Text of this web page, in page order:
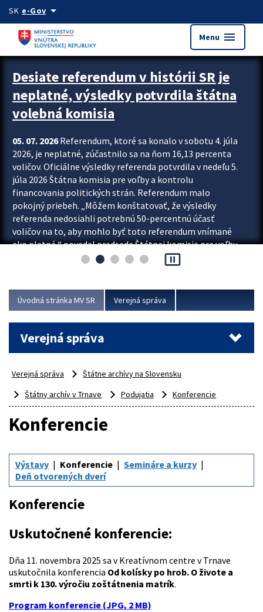
Preskocit na hlavný obsah
SK e-Govarrow_drop_down
Menu menu
Zastavit automatický posun upútavok
Desiate referendum v histórii SR je
neplatné, výsledky potvrdila štátna
volebná komisia
05. 07. 2026Referendum, ktoré sa konalo v sobotu 4. júla
2026, je neplatné, zúčastnilo sa na ňom 16,13 percenta
voličov. Oficiálne výsledky referenda potvrdila v nedeľu 5.
júla 2026 Štátna komisia pre voľby a kontrolu
financovania politických strán. Referendum malo
pokojný priebeh. „Môžem konštatovať, že výsledky
referenda nedosiahli potrebnú 50-percentnú účasť
voličov na to, aby mohlo byť toto referendum vnímané
ako platné,“ povedal predseda Štátnej komisie pre voľby
a kontrolu financovania politických...
pause_presentation
Úvodná stránka MV SR Verejná správa
Verejná správa
Verejná správa
Štátne archívy na Slovensku
Štátny archív v Trnave
Podujatia Konferencie
Konferencie
Výstavy Konferencie
Semináre a kurzy
Deň otvorených dverí
Konferencie
Uskutočnené konferencie:
Dňa 11. novembra 2025 sa v Kreatívnom centre v Trnave
uskutočnila konferencia Od kolísky po hrob. O živote a
smrti k 130. výročiu zoštátnenia matrík.
Program konferencie (JPG, 2 MB)